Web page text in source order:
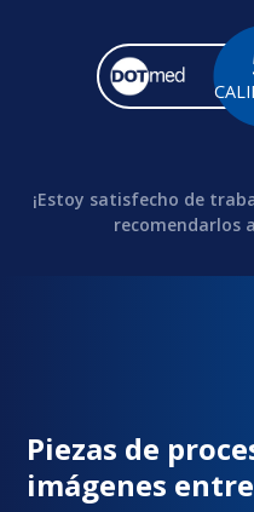
¡Estoy satisfecho de
recomendarlos
Piezas de
imágenes